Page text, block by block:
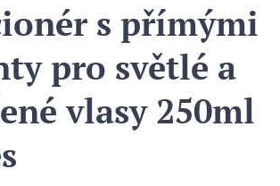
s přímými
pro světlé a
vlasy 250ml